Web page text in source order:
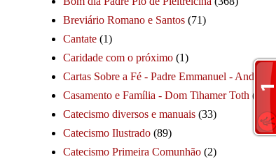
Breviário Romano e Santos (71)
Cantate (1)
Caridade com o próximo (1)
Cartas Sobre a Fé - Padre Emmanuel - André
Casamento e Família - Dom Tihamer Toth (115)
Catecismo diversos e manuais (33)
Catecismo Ilustrado (89)
Catecismo Primeira Comunhão (2)